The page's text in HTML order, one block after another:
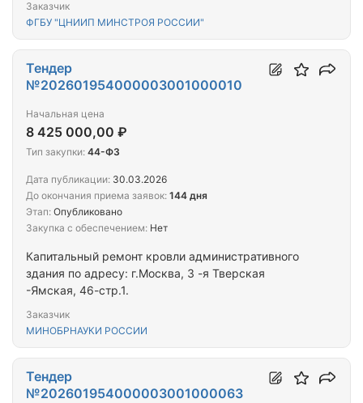
Заказчик
ФГБУ "ЦНИИП МИНСТРОЯ РОССИИ"
Капитальный ремонт кровли административного
здания по адресу: г.Москва, 3 -я Тверская
-Ямская, 46-стр.1.
Заказчик
МИНОБРНАУКИ РОССИИ
Тендер
№202601954000003001000010
Начальная цена
8 425 000,00 ₽
Тип закупки: 44-ФЗ
Дата публикации: 30.03.2026
До окончания приема заявок: 144 дня
Этап: Опубликовано
Закупка с обеспечением: Нет
Тендер
№202601954000003001000063